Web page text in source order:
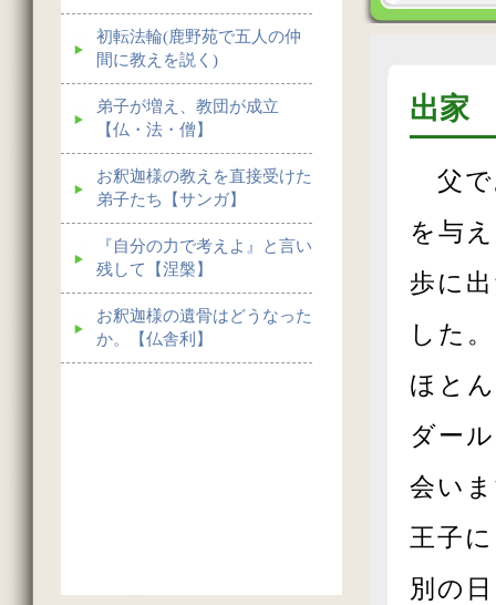
初転法輪(鹿野苑で五人の仲
間に教えを説く)
弟子が増え、教団が成立
【仏・法・僧】
お釈迦様の教えを直接受けた
弟子たち【サンガ】
『自分の力で考えよ』と言い
残して【涅槃】
お釈迦様の遺骨はどうなった
か。【仏舎利】
出家
父で
を与
歩に
した。
ほと
ダー
会い
王子
別の